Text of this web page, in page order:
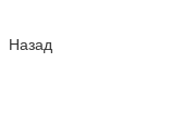
Назад